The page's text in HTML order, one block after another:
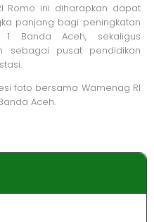
Romo ini diharapkan dapat
panjang bagi peningkatan
Banda Aceh, sekaligus
sebagai pusat pendidikan
foto bersama Wamenag RI
Aceh.